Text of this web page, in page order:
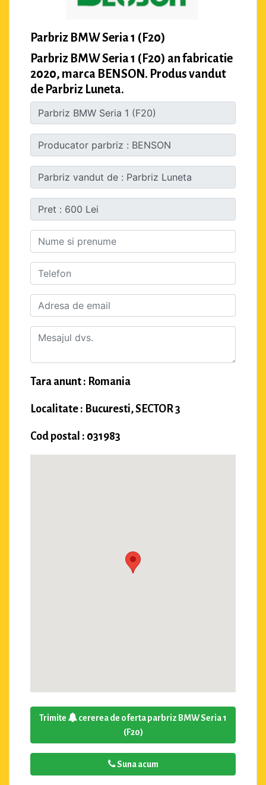
Parbriz BMW Seria 1 (F20)
Parbriz BMW Seria 1 (F20) an fabricatie
2020, marca BENSON. Produs vandut
de Parbriz Luneta.
Tara anunt : Romania
Localitate : Bucuresti, SECTOR 3
Cod postal : 031983
Trimite
cererea de oferta parbriz BMW Seria 1
(F20)
Suna acum